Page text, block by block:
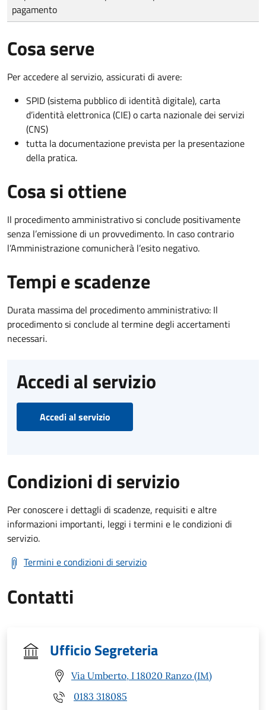
pagamento
Cosa serve
Per accedere al servizio, assicurati di avere:
SPID (sistema pubblico di identità digitale), carta
d’identità elettronica (CIE) o carta nazionale dei servizi
(CNS)
tutta la documentazione prevista per la presentazione
della pratica.
Cosa si ottiene
Il procedimento amministrativo si conclude positivamente
senza l’emissione di un provvedimento. In caso contrario
l’Amministrazione comunicherà l’esito negativo.
Tempi e scadenze
Durata massima del procedimento amministrativo: Il
procedimento si conclude al termine degli accertamenti
necessari.
Accedi al servizio
Accedi al servizio
Condizioni di servizio
Per conoscere i dettagli di scadenze, requisiti e altre
informazioni importanti, leggi i termini e le condizioni di
servizio.
Termini e condizioni di servizio
Contatti
Ufficio Segreteria
Via Umberto, I 18020 Ranzo (IM)
0183 318085